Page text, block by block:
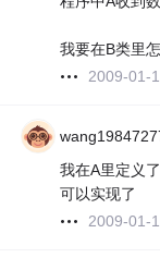
我要在B类里
2009-01-
我在A里定义
可以实现了
2009-01-